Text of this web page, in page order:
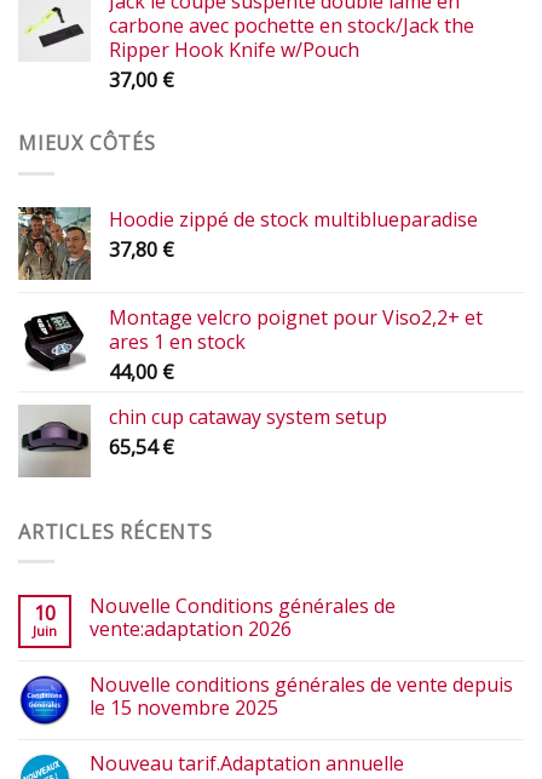
carbone avec pochette en stock/Jack the
Ripper Hook Knife w/Pouch
37,00 €
MIEUX CÔTÉS
Hoodie zippé de stock multiblueparadise
37,80 €
Montage velcro poignet pour Viso2,2+ et
ares 1 en stock
44,00 €
chin cup cataway system setup
65,54€
ARTICLES RÉCENTS
10
Juin
Nouvelle Conditions générales de
vente:adaptation 2026
Nouvelle conditions générales de vente depuis
le 15 novembre 2025
Nouveau tarif.Adaptation annuelle